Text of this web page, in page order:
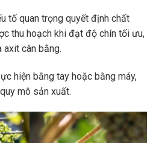
tố quan trọng quyết định chất
thu hoạch khi đạt độ chín tối ưu,
cân bằng.
hiện bằng tay hoặc bằng máy,
mô sản xuất.